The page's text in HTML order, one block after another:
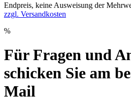
Endpreis, keine Ausweisung der
zzgl. Versandkosten
%
Für Fragen und
schicken Sie am
Mail